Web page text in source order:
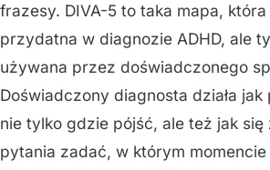
frazesy. DIVA-5 to taka mapa,
przydatna w diagnozie ADHD, ale
używana przez doświadczonego
Doświadczony diagnosta działa
nie tylko gdzie pójść, ale też jak się
pytania zadać, w którym